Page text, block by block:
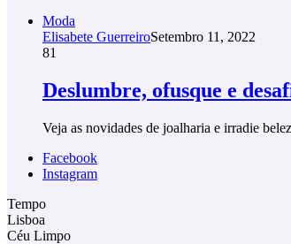
Moda
Elisabete GuerreiroSetembro 11, 2022
81
Deslumbre, ofusque e
Veja as novidades de joalharia e irradie
Facebook
Instagram
Tempo
Lisboa
Céu Limpo